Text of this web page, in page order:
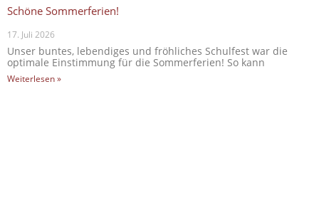
Schöne Sommerferien!
17. Juli 2026
Unser buntes, lebendiges und fröhliches Schulfest war die
optimale Einstimmung für die Sommerferien! So kann
Weiterlesen »